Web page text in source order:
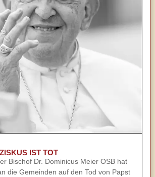
IST TOT
Bischof Dr. Dominicus Meier OSB hat
die Gemeinden auf den Tod von Papst